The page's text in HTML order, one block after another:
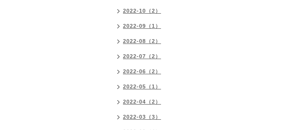
2022-10（2）
2022-09（1）
2022-08（2）
2022-07（2）
2022-06（2）
2022-05（1）
2022-04（2）
2022-03（3）